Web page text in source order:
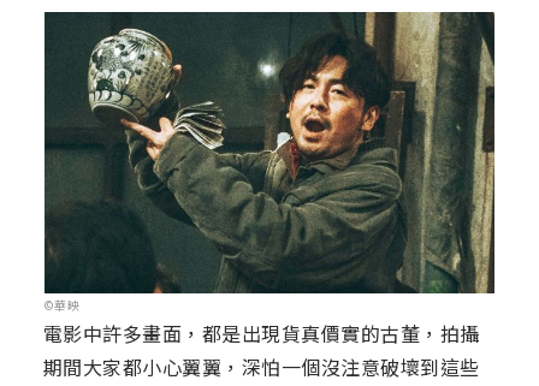
©華映
電影中許多畫面，都是出現貨真價實的古董，拍攝
期間大家都小心翼翼，深怕一個沒注意破壞到這些